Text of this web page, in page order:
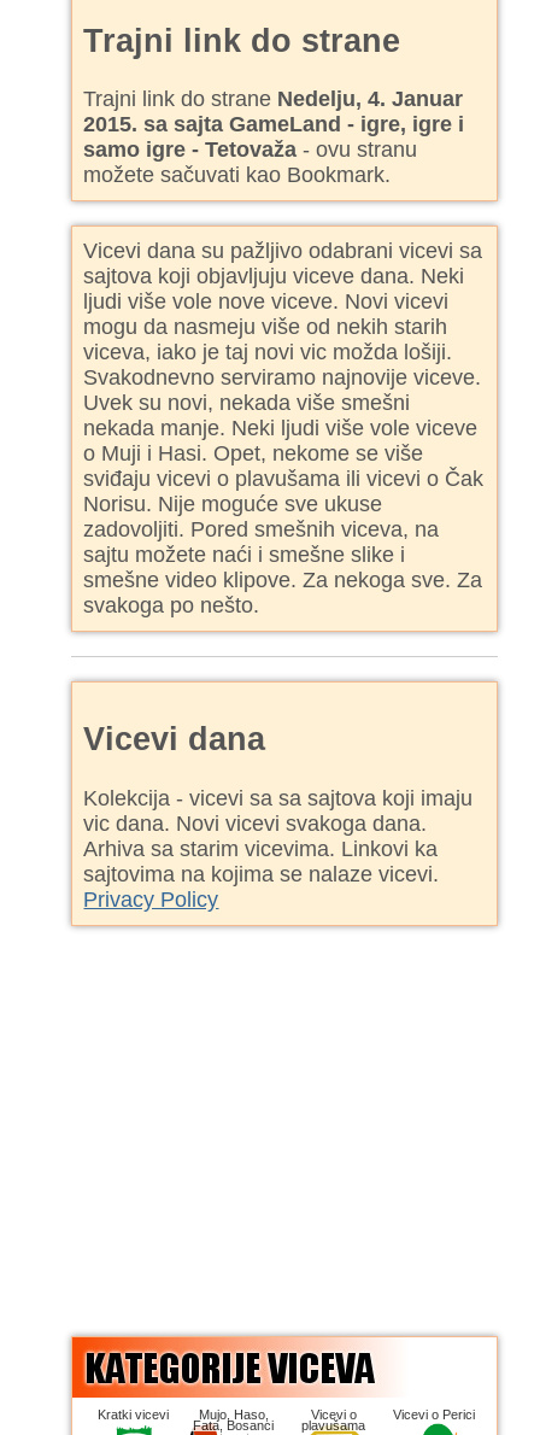
Trajni link do strane
Trajni link do strane Nedelju, 4. Januar
2015. sa sajta GameLand - igre, igre i
samo igre - Tetovaža - ovu stranu
možete sačuvati kao Bookmark.
Vicevi dana su pažljivo odabrani vicevi sa
sajtova koji objavljuju viceve dana. Neki
ljudi više vole nove viceve. Novi vicevi
mogu da nasmeju više od nekih starih
viceva, iako je taj novi vic možda lošiji.
Svakodnevno serviramo najnovije viceve.
Uvek su novi, nekada više smešni
nekada manje. Neki ljudi više vole viceve
o Muji i Hasi. Opet, nekome se više
sviđaju vicevi o plavušama ili vicevi o Čak
Norisu. Nije moguće sve ukuse
zadovoljiti. Pored smešnih viceva, na
sajtu možete naći i smešne slike i
smešne video klipove. Za nekoga sve. Za
svakoga po nešto.
Vicevi dana
Kolekcija - vicevi sa sa sajtova koji imaju
vic dana. Novi vicevi svakoga dana.
Arhiva sa starim vicevima. Linkovi ka
sajtovima na kojima se nalaze vicevi.
Privacy Policy
Kratki vicevi Mujo, Haso,
Fata, Bosanci
Vicevi o
plavušama
Vicevi o Perici